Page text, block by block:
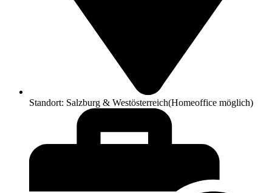
Standort: Salzburg & Westösterreich(Homeoffice möglich)